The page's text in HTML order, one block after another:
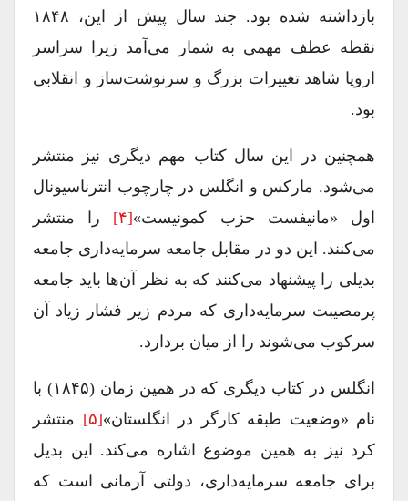
بازداشته شده بود. جند سال پیش از این، ۱۸۴۸
نقطه عطف مهمی به شمار می‌آمد زیرا سراسر
اروپا شاهد تغییرات بزرگ و سرنوشت‌ساز و انقلابی
بود.
همچنین در این سال کتاب مهم دیگری نیز منتشر
می‌شود. مارکس و انگلس در چارچوب انترناسیونال
اول «مانیفست حزب کمونیست»[۴]
را منتشر
می‌کنند. این دو در مقابل جامعه سرمایه‌داری جامعه
بدیلی را پیشنهاد می‌کنند که به نظر آن‌ها باید جامعه‌
پرمصیبت سرمایه‌داری که مردم زیر فشار زیاد آن
سرکوب می‌شوند را از میان بردارد.
انگلس در کتاب دیگری که در همین زمان (۱۸۴۵) با
نام «وضعیت طبقه کارگر در انگلستان»[۵]
منتشر
کرد نیز به همین موضوع اشاره می‌کند. این بدیل
برای جامعه سرمایه‌داری، دولتی آرمانی است که